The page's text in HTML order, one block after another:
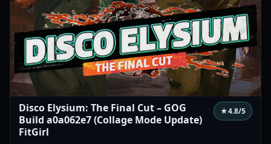
Disco Elysium: The Final Cut – GOG
Build a0a062e7 (Collage Mode Update)
FitGirl
★4.8/5